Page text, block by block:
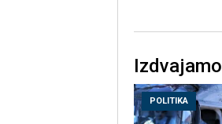
Izdvajamo
POLITIKA